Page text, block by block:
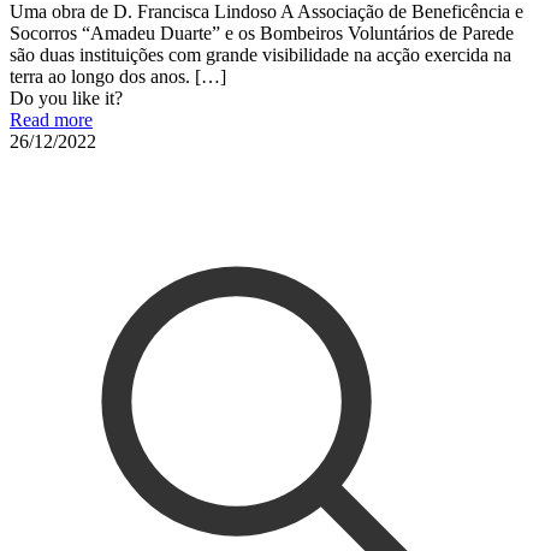
Uma obra de D. Francisca Lindoso A Associação de Beneficência e
Socorros “Amadeu Duarte” e os Bombeiros Voluntários de Parede
são duas instituições com grande visibilidade na acção exercida na
terra ao longo dos anos. […]
Do you like it?
Read more
26/12/2022